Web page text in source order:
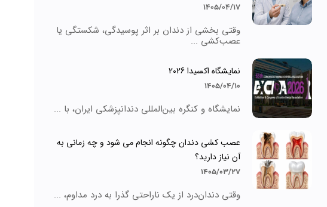
1405/04/17
وقتی بخشی از دندان بر اثر پوسیدگی، شکستگی یا
عصب‌کشی ...
نمایشگاه اکسیدا 2026
1405/04/10
نمایشگاه و کنگره بین‌المللی دندانپزشکی ایران، با ...
عصب کشی دندان چگونه انجام می شود و چه زمانی به
آن نیاز دارید؟
1405/03/27
وقتی دندان‌درد از یک ناراحتی گذرا به درد مداوم، ...